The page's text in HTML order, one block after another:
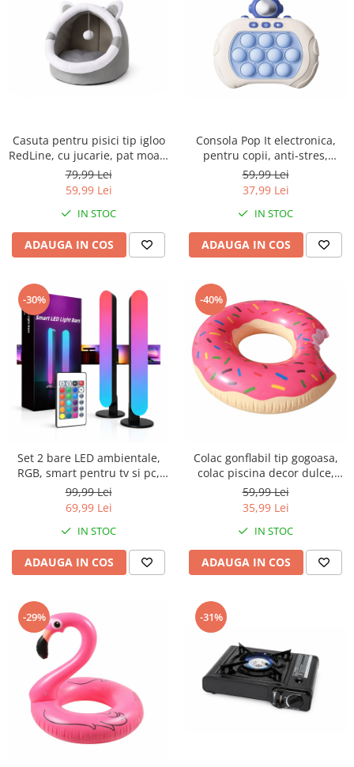
Pompe de san
Incalzitoare si sterilizatoare
Diverse
Electrocasnice & climatizare
Purificatoare
Incalzitoare corporale
Electrocasnice mici
Suplimente nutritive
Proteine
Tablete energizante
Alte suplimente nutritive
Uniforme si saboti medicali
Saboti medicali
Resigilate
Carti
Casuta pentru pisici tip igloo
RedLine, cu jucarie, pat moale
pentru pisica, interior cald si
confortabil, 31x27x27 cm, Gri
79,99 Lei
59,99 Lei
IN STOC
ADAUGA IN COS
Consola Pop It electronica,
pentru copii, anti-stres,
portabil, 4 moduri de joc,
astronaut albastru, Albastru
59,99 Lei
37,99 Lei
IN STOC
ADAUGA IN COS
-30%
Set 2 bare LED ambientale,
RGB, smart pentru tv si pc,
telecomanda inclusa, efecte
muzica, iluminare decorativa,
abs, montaj vertical sau
orizontal, 4.1 x 3.5 x 24.8 cm
99,99 Lei
69,99 Lei
IN STOC
ADAUGA IN COS
-40%
Colac gonflabil tip gogoasa,
colac piscina decor dulce,
plutitor apa adulti si copii,
model colorat cu glazura si
bombonele, 29 cm diametru
interior
59,99 Lei
35,99 Lei
IN STOC
ADAUGA IN COS
-29% -31%